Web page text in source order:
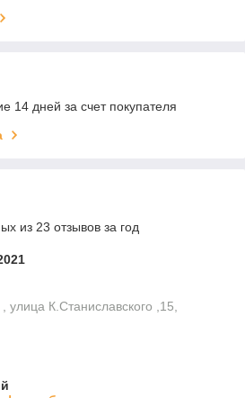
14 дней за счет покупателя
из 23 отзывов за год
улица К.Станиславского ,15,